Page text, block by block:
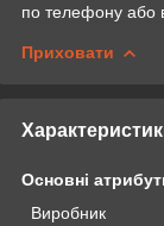
по телефону або
Приховати
Основні
Виробник